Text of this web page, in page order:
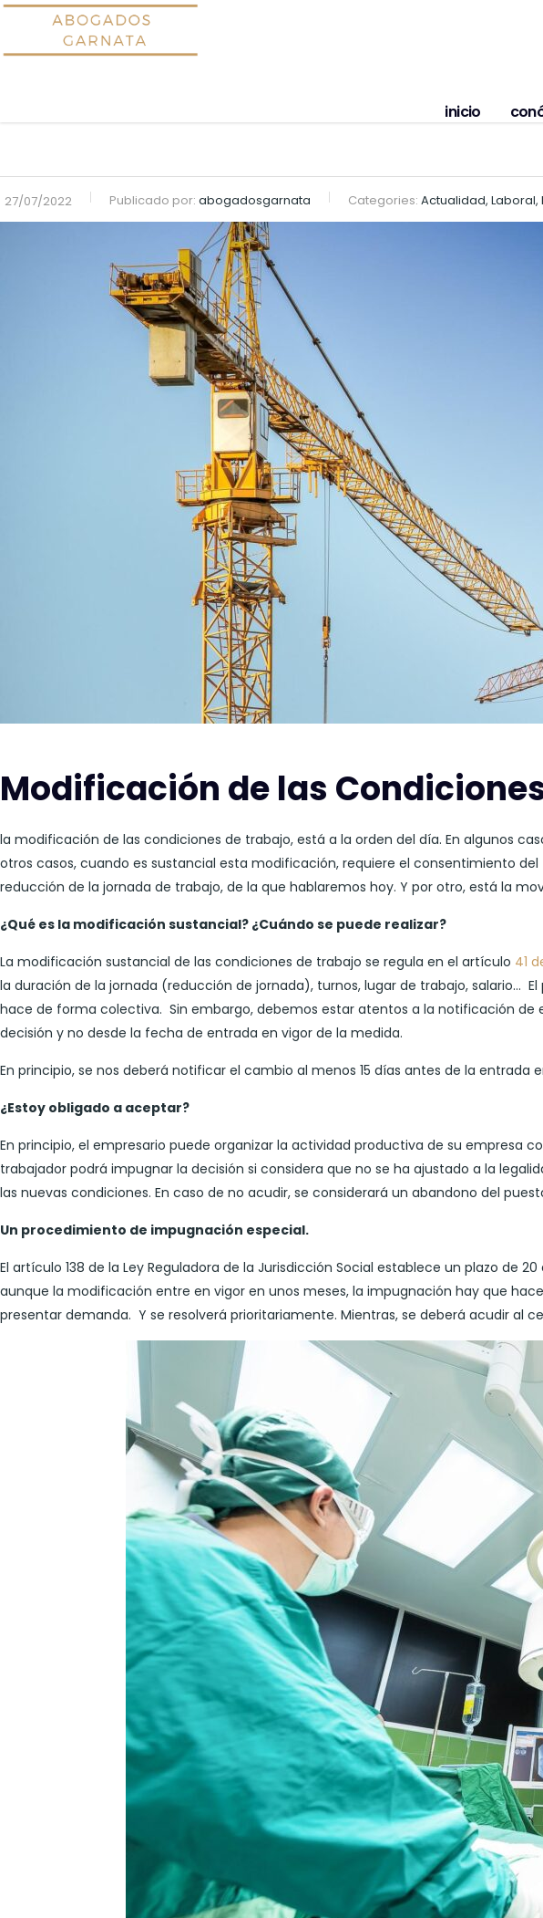
inicio
27/07/2022 Publicado por: abogadosgarnata Categories: Actualidad, Laboral,
Modificación de las
la modificación de las condiciones de trabajo, está a la orden del día. En algunos
otros casos, cuando es sustancial esta modificación, requiere el consentimiento
reducción de la jornada de trabajo, de la que hablaremos hoy. Y por otro, está la
¿Qué es la modificación sustancial? ¿Cuándo se puede realizar?
La modificación sustancial de las condiciones de trabajo se regula en el artículo 41
la duración de la jornada (reducción de jornada), turnos, lugar de trabajo, salario…
hace de forma colectiva. Sin embargo, debemos estar atentos a la notificación
decisión y no desde la fecha de entrada en vigor de la medida.
En principio, se nos deberá notificar el cambio al menos 15 días antes de la
¿Estoy obligado a aceptar?
En principio, el empresario puede organizar la actividad productiva de su empresa
trabajador podrá impugnar la decisión si considera que no se ha ajustado a la
las nuevas condiciones. En caso de no acudir, se considerará un abandono del
Un procedimiento de impugnación especial.
El artículo 138 de la Ley Reguladora de la Jurisdicción Social establece un plazo
aunque la modificación entre en vigor en unos meses, la impugnación hay que
presentar demanda. Y se resolverá prioritariamente. Mientras, se deberá acudir al